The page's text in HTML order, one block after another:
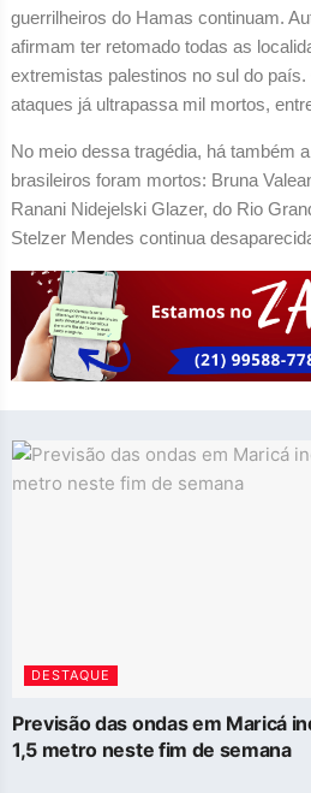
guerrilheiros do Hamas continuam.
afirmam ter retomado todas as
extremistas palestinos no sul do
ataques já ultrapassa mil mortos,
No meio dessa tragédia, há também
brasileiros foram mortos: Bruna
Ranani Nidejelski Glazer, do Rio
Stelzer Mendes continua
DESTAQUE
Previsão das ondas em Maricá
1,5 metro neste fim de semana